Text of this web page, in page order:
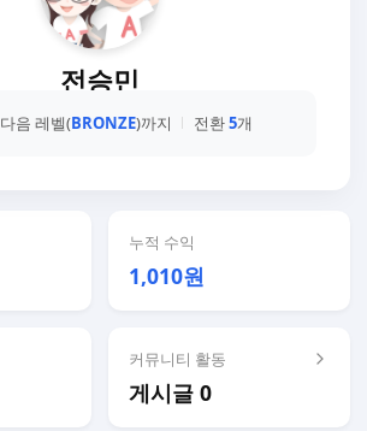
전승민
다음 레벨(BRONZE)까지 전환5개
누적 수익
1,010원
커뮤니티 활동
게시글 0